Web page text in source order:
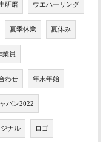
研磨 ウエハーリング
夏季休業 夏休み
業員
わせ 年末年始
パン2022
ナル ロゴ